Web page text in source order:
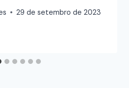
29 de setembro de 2023